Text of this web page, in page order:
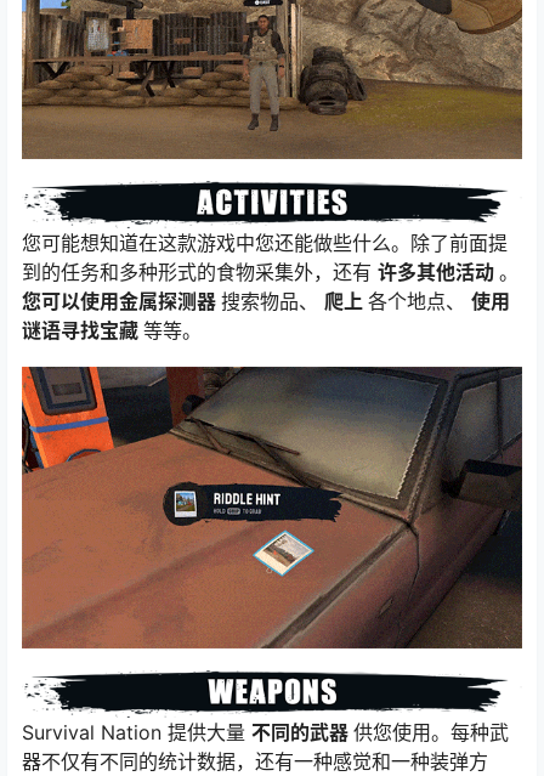
您可能想知道在这款游戏中您还能做些什么。除了前面提
到的任务和多种形式的食物采集外，还有 许多其他活动 。
您可以使用金属探测器 搜索物品、 爬上 各个地点、 使用
谜语寻找宝藏 等等。
Survival Nation 提供大量 不同的武器 供您使用。每种武
器不仅有不同的统计数据，还有一种感觉和一种装弹方